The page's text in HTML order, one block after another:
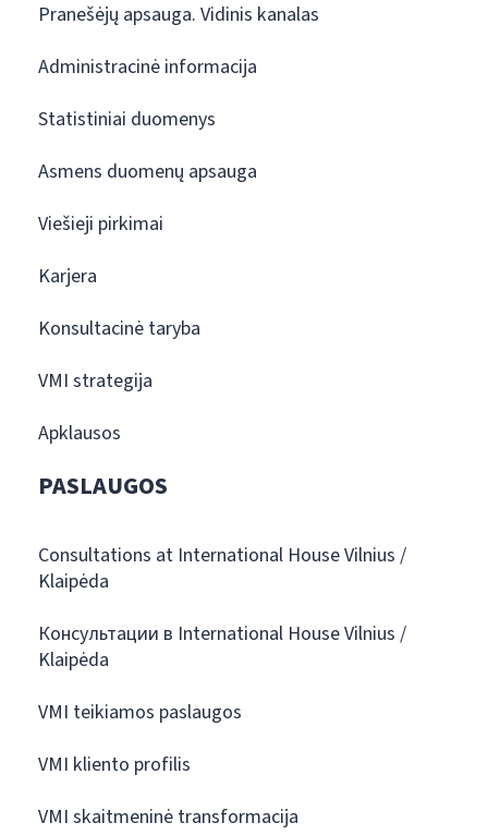
Pranešėjų apsauga. Vidinis kanalas
Administracinė informacija
Statistiniai duomenys
Asmens duomenų apsauga
Viešieji pirkimai
Karjera
Konsultacinė taryba
VMI strategija
Apklausos
PASLAUGOS
Consultations at International House Vilnius /
Klaipėda
Консультации в International House Vilnius /
Klaipėda
VMI teikiamos paslaugos
VMI kliento profilis
VMI skaitmeninė transformacija